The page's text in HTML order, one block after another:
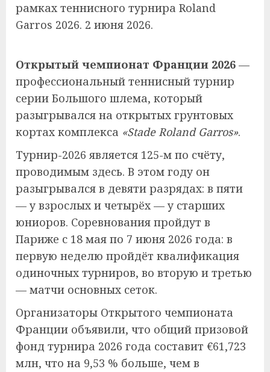
рамках теннисного турнира Roland
Garros 2026. 2 июня 2026.
Открытый чемпионат Франции 2026 —
профессиональный теннисный турнир
серии Большого шлема, который
разыгрывался на открытых грунтовых
кортах комплекса «Stade Roland Garros».
Турнир-2026 является 125-м по счёту,
проводимым здесь. В этом году он
разыгрывался в девяти разрядах: в пяти
— у взрослых и четырёх — у старших
юниоров. Соревнования пройдут в
Париже с 18 мая по 7 июня 2026 года: в
первую неделю пройдёт квалификация
одиночных турниров, во вторую и третью
— матчи основных сеток.
Организаторы Открытого чемпионата
Франции объявили, что общий призовой
фонд турнира 2026 года составит €61,723
млн, что на 9,53 % больше, чем в